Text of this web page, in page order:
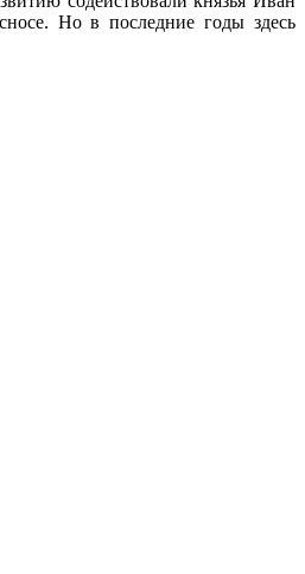
Но в последние годы здесь